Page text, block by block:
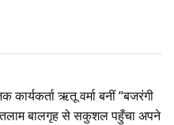
ऋतू वर्मा बनीं “बजरंगी
रतलाम बालगृह से सकुशल पहुँचा अपने